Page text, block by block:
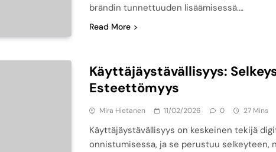
brändin tunnettuuden lisäämisessä….
Read More
Käyttäjäystävällisyys:
Esteettömyys
Mira Hietanen 11/02/2026 0 27 Mins
Käyttäjäystävällisyys on keskeinen tekijä
onnistumisessa, ja se perustuu selkeyteen,